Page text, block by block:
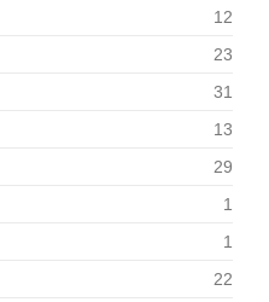
12
23
31
13
29
1
1
22